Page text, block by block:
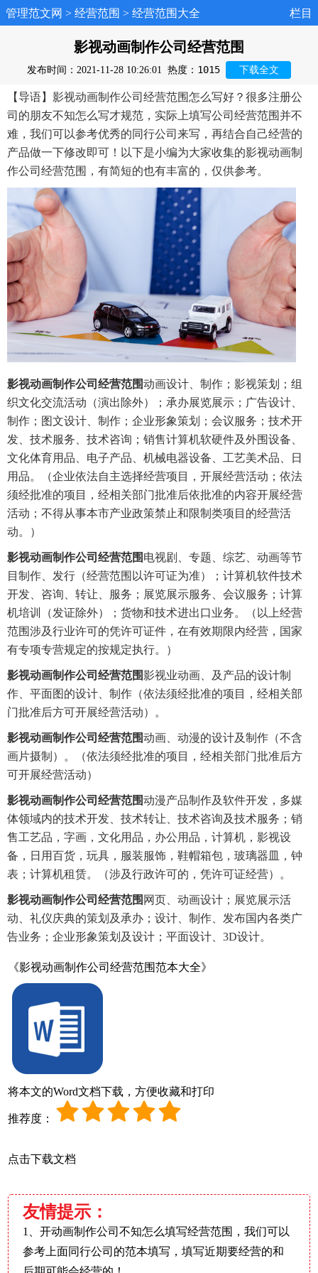
管理范文网 > 经营范围 > 经营范围大全 栏目
影视动画制作公司经营范围
发布时间：2021-11-28 10:26:01 热度： 1015 下载全文
【导语】影视动画制作公司经营范围怎么写好？很多注册公
司的朋友不知怎么写才规范，实际上填写公司经营范围并不
难，我们可以参考优秀的同行公司来写，再结合自己经营的
产品做一下修改即可！以下是小编为大家收集的影视动画制
作公司经营范围，有简短的也有丰富的，仅供参考。
影视动画制作公司经营范围动画设计、制作；影视策划；组
织文化交流活动（演出除外）；承办展览展示；广告设计、
制作；图文设计、制作；企业形象策划；会议服务；技术开
发、技术服务、技术咨询；销售计算机软硬件及外围设备、
文化体育用品、电子产品、机械电器设备、工艺美术品、日
用品。（企业依法自主选择经营项目，开展经营活动；依法
须经批准的项目，经相关部门批准后依批准的内容开展经营
活动；不得从事本市产业政策禁止和限制类项目的经营活
动。）
影视动画制作公司经营范围 电视剧、专题、综艺、动画等节
目制作、发行（经营范围以许可证为准）；计算机软件技术
开发、咨询、转让、服务；展览展示服务、会议服务；计算
机培训（发证除外）；货物和技术进出口业务。（以上经营
范围涉及行业许可的凭许可证件，在有效期限内经营，国家
有专项专营规定的按规定执行。）
影视动画制作公司经营范围影视业动画、及产品的设计制
作、平面图的设计、制作（依法须经批准的项目，经相关部
门批准后方可开展经营活动）。
影视动画制作公司经营范围动画、动漫的设计及制作（不含
画片摄制）。（依法须经批准的项目，经相关部门批准后方
可开展经营活动）
影视动画制作公司经营范围动漫产品制作及软件开发，多媒
体领域内的技术开发、技术转让、技术咨询及技术服务；销
售工艺品，字画，文化用品，办公用品，计算机，影视设
备，日用百货，玩具，服装服饰，鞋帽箱包，玻璃器皿，钟
表；计算机租赁。（涉及行政许可的，凭许可证经营）。
影视动画制作公司经营范围 网页、动画设计；展览展示活
动、礼仪庆典的策划及承办；设计、制作、发布国内各类广
告业务；企业形象策划及设计；平面设计、3D设计。
《影视动画制作公司经营范围范本大全》
将本文的Word文档下载，方便收藏和打印
推荐度：
点击下载文档
友情提示：
1、开动画制作公司不知怎么填写经营范围，我们可以
参考上面同行公司的范本填写，填写近期要经营的和